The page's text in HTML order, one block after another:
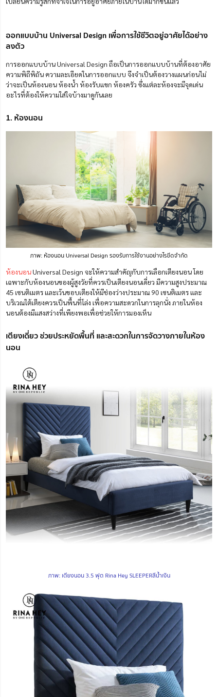
ออกแบบบ้าน Universal Design เพื่อการใช้ชีวิตอยู่อาศัยได้อย่าง
ลงตัว
การออกแบบบ้าน Universal Design ถือเป็นการออกแบบบ้านที่ต้องอาศัย
ความพิถีพิถัน ความละเอียดในการออกแบบ จึงจำเป็นต้องวางแผนก่อนไม่
ว่าจะเป็นห้องนอน ห้องน้ำ ห้องรับแขก ห้องครัว ซึ่งแต่ละห้องจะมีจุดเด่น
อะไรที่ต้องให้ความใส่ใจบ้างมาดูกันเลย
1. ห้องนอน
ภาพ: ห้องนอน Universal Design รองรับการใช้งานอย่างไรขีดจำกัด
ห้องนอนUniversal Design จะให้ความสำคัญกับการเลือกเตียงนอน โดย
เฉพาะกับห้องนอนของผู้สูงวัยที่ควรเป็นเตียงนอนเดี่ยว มีความสูงประมาณ
45 เซนติเมตร และเว้นขอบเตียงให้มีช่องว่างประมาณ 90 เซนติเมตร และ
บริเวณใต้เตียงควรเป็นพื้นที่โล่ง เพื่อความสะดวกในการลุกนั่ง ภายในห้อง
นอนต้องมีแสงสว่างที่เพียงพอเพื่อช่วยให้การมองเห็น
เตียงเดี่ยว ช่วยประหยัดพื้นที่ และสะดวกในการจัดวางภายในห้อง
นอน
ภาพ: เตียงนอน 3.5 ฟุต Rina Hey SLEEPERสีน้ำเงิน